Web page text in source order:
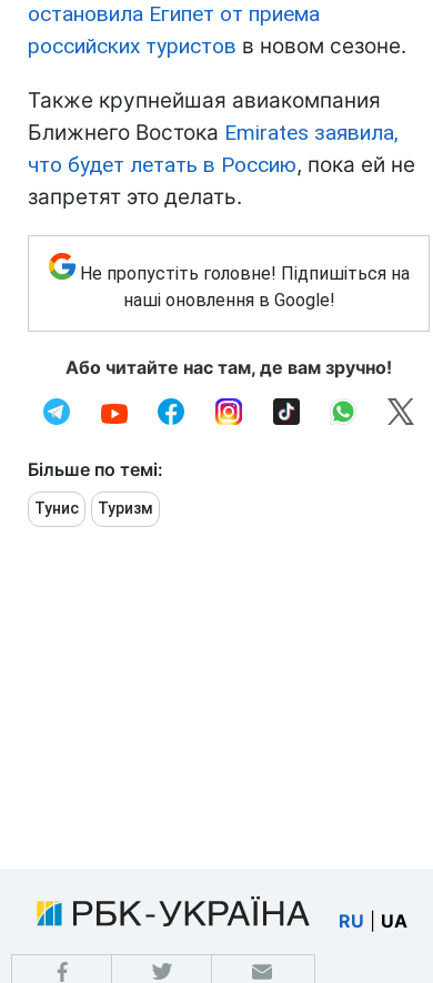
остановила Египет от приема
российских туристов в новом сезоне.
Также крупнейшая авиакомпания
Ближнего Востока Emirates заявила,
что будет летать в Россию, пока ей не
запретят это делать.
Не пропустіть головне! Підпишіться на
наші оновлення в Google!
Або читайте нас там, де вам зручно!
Більше по темі:
Тунис Туризм
RU UA